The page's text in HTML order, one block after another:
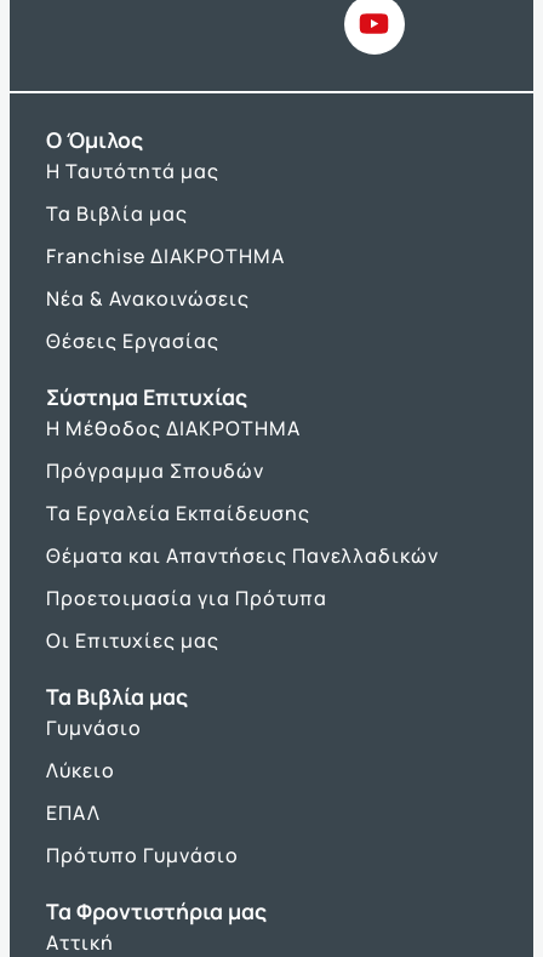
O Όμιλος
Η Ταυτότητά μας
Τα Βιβλία μας
Franchise ΔΙΑΚΡΟΤΗΜΑ
Νέα & Ανακοινώσεις
Θέσεις Εργασίας
Σύστημα Επιτυχίας
Η Μέθοδος ΔΙΑΚΡΟΤΗΜΑ
Πρόγραμμα Σπουδών
Τα Εργαλεία Εκπαίδευσης
Θέματα και Απαντήσεις Πανελλαδικών
Προετοιμασία για Πρότυπα
Οι Επιτυχίες μας
Τα Βιβλία μας
Γυμνάσιο
Λύκειο
ΕΠΑΛ
Πρότυπο Γυμνάσιο
Τα Φροντιστήρια μας
Αττική